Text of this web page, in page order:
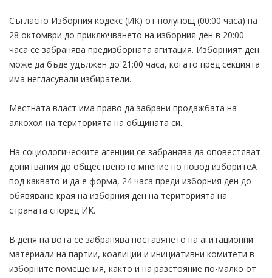
Съгласно Изборния кодекс (ИК) от полунощ (00:00 часа) на
28 октомври до приключването на изборния ден в 20:00
часа се забранява предизборната агитация. Изборният ден
може да бъде удължен до 21:00 часа, когато пред секцията
има негласували избиратели.
Местната власт има право да забрани продажбата на
алкохол на територията на общината си.
На социологическите агенции се забранява да оповестяват
допитвания до общественото мнение по повод изборитеА
под каквато и да е форма, 24 часа преди изборния ден до
обявяване края на изборния ден на територията на
страната според ИК.
В деня на вота се забранява поставянето на агитационни
материали на партии, коалиции и инициативни комитети в
изборните помещения, както и на разстояние по-малко от